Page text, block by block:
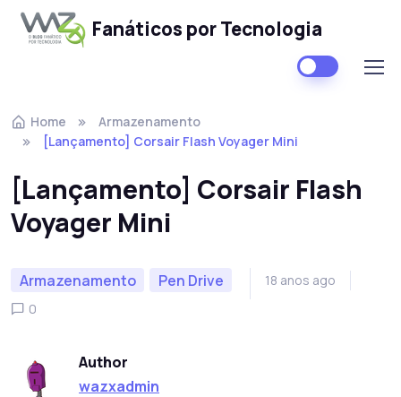
Fanáticos por Tecnologia
Home
Armazenamento
[Lançamento] Corsair Flash Voyager Mini
[Lançamento] Corsair Flash
Voyager Mini
Armazenamento Pen Drive
18 anos ago
0
Author
wazxadmin